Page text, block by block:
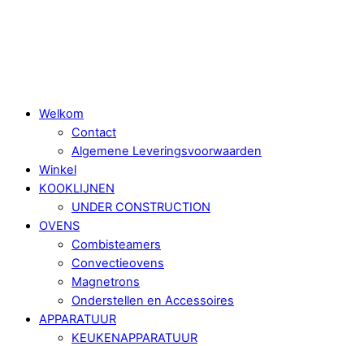
Welkom
Contact
Algemene Leveringsvoorwaarden
Winkel
KOOKLIJNEN
UNDER CONSTRUCTION
OVENS
Combisteamers
Convectieovens
Magnetrons
Onderstellen en Accessoires
APPARATUUR
KEUKENAPPARATUUR